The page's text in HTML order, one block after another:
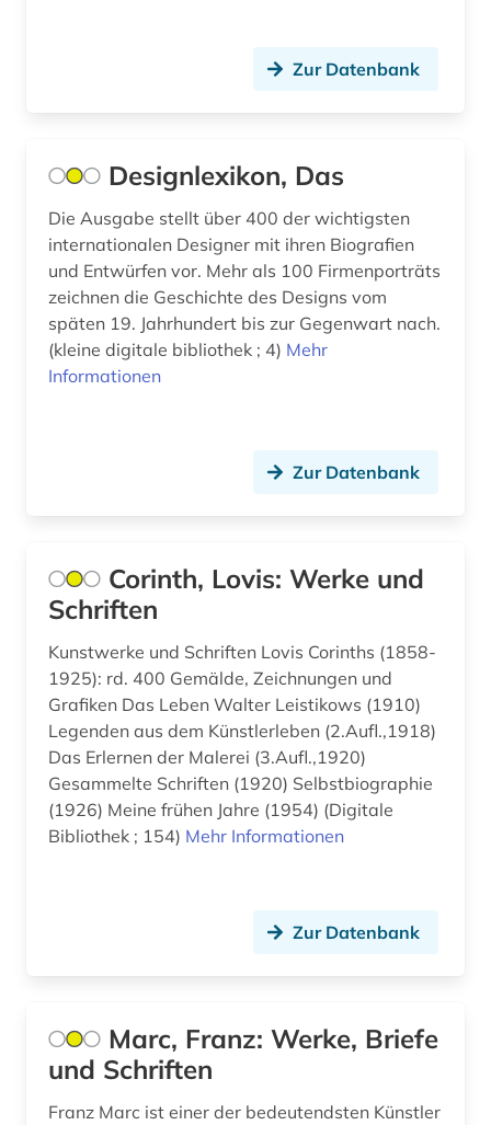
bundesstiftung zur aufarbeitung der sed-
diktatur (1)
bunker (2)
burg (1)
bühnenbild (1)
cad (1)
capello (1)
carl de (1)
cartoon (1)
chemie (6)
chemieunterricht (1)
Zur Datenbank
Designlexikon, Das
Die Ausgabe stellt über 400 der wichtigsten
internationalen Designer mit ihren Biografien
und Entwürfen vor. Mehr als 100 Firmenporträts
zeichnen die Geschichte des Designs vom
späten 19. Jahrhundert bis zur Gegenwart nach.
(kleine digitale bibliothek ; 4) Mehr
Informationen
Zur Datenbank
Corinth, Lovis: Werke und
Schriften
Kunstwerke und Schriften Lovis Corinths (1858-
1925): rd. 400 Gemälde, Zeichnungen und
Grafiken Das Leben Walter Leistikows (1910)
Legenden aus dem Künstlerleben (2.Aufl.,1918)
Das Erlernen der Malerei (3.Aufl.,1920)
Gesammelte Schriften (1920) Selbstbiographie
(1926) Meine frühen Jahre (1954) (Digitale
Bibliothek ; 154) Mehr Informationen
Zur Datenbank
Marc, Franz: Werke, Briefe
und Schriften
Franz Marc ist einer der bedeutendsten Künstler